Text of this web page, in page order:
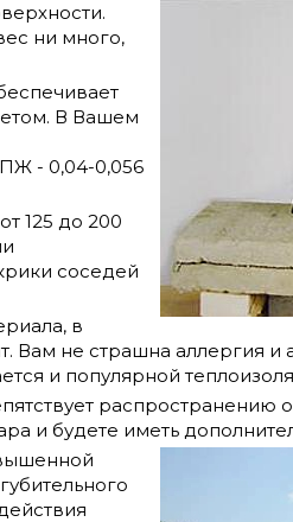
ни много,
В Вашем
- 0,04-0,056
125 до 200
соседей
в
не страшна аллергия и
и популярной
распространению
и будете иметь